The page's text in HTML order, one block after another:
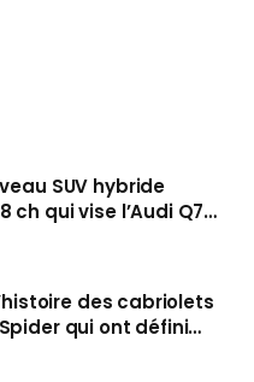
SUV hybride
ch qui vise l’Audi Q7
automne
des cabriolets
qui ont défini
au vent